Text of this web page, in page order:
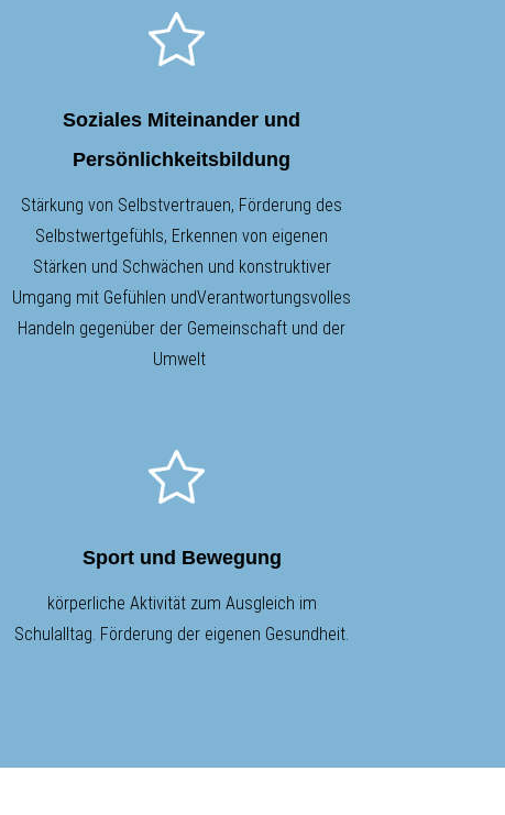
Soziales Miteinander und
Persönlichkeitsbildung
Stärkung von Selbstvertrauen, Förderung des
Selbstwertgefühls, Erkennen von eigenen
Stärken und Schwächen und konstruktiver
Umgang mit Gefühlen undVerantwortungsvolles
Handeln gegenüber der Gemeinschaft und der
Umwelt
Sport und Bewegung
körperliche Aktivität zum Ausgleich im
Schulalltag. Förderung der eigenen Gesundheit.